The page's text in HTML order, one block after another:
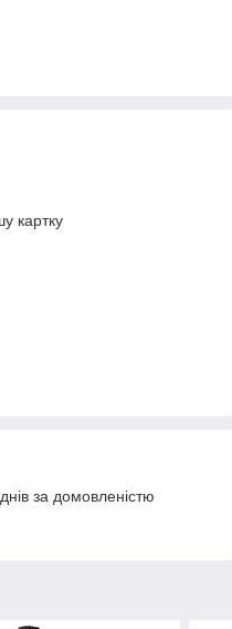
картку
за домовленістю